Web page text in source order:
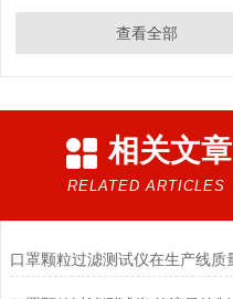
查看全部
相关文章
RELATED ARTICLES